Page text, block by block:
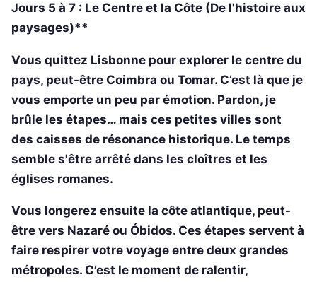
Jours 5 à 7 : Le Centre et la Côte (De l'histoire aux
paysages)**
Vous quittez Lisbonne pour explorer le centre du
pays, peut-être Coimbra ou Tomar. C’est là que je
vous emporte un peu par émotion. Pardon, je
brûle les étapes… mais ces petites villes sont
des caisses de résonance historique. Le temps
semble s'être arrêté dans les cloîtres et les
églises romanes.
Vous longerez ensuite la côte atlantique, peut-
être vers Nazaré ou Óbidos. Ces étapes servent à
faire respirer votre voyage entre deux grandes
métropoles. C’est le moment de ralentir,